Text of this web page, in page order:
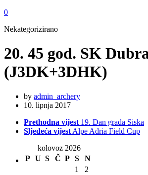
0
Nekategorizirano
20. 45 god. SK
(J3DK+3DHK)
by admin_archery
10. lipnja 2017
Prethodna vijest 19. Dan grada Siska
Sljedeća vijest Alpe Adria Field Cup
kolovoz 2026
P U S Č P S
N
1
2